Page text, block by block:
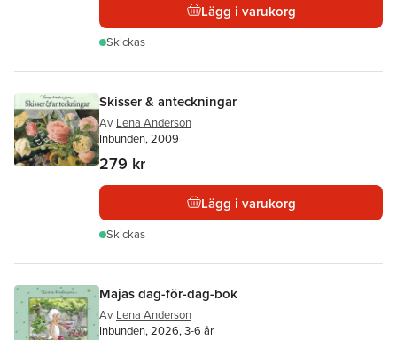
Lägg i varukorg
Skickas
Skisser & anteckningar
Av Lena Anderson
Inbunden, 2009
279 kr
Lägg i varukorg
Skickas
Majas dag-för-dag-bok
Av Lena Anderson
Inbunden, 2026, 3-6 år